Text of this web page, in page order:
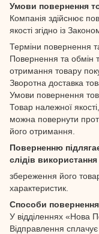
Умови повернення
Компанія здійснює
якості згідно із
Терміни повернення
Повернення та обмін
отримання товару
Зворотна доставка
Умови повернення
Товар належної
можна повернути
його отримання.
Поверненню
слідів
збереження його
характеристик.
Способи
У відділеннях «Нова
Відправлення